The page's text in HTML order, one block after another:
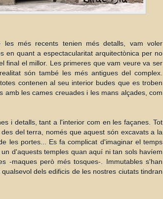
més recents tenien més detalls, vam voler
en quant a espectacularitat arquitectònica per no
final el millor. Les primeres que vam veure va ser
són també les més antigues del complex.
contenen al seu interior budes que es troben
amb les cames creuades i les mans alçades, com
i detalls, tant a l'interior com en les façanes. Tot
del terra, només que aquest són excavats a la
les portes... Es fa complicat d'imaginar el temps
d'aquests temples quan aquí ni tan sols havíem
-maques però més tosques-. Immutables s'han
dels edificis de les nostres ciutats tindran